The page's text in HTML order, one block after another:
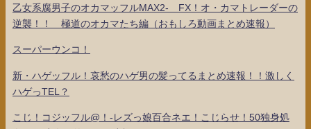
乙女系腐男子のオカマッフルMAX2- FX！オ・カマトレーダーの
逆襲！！ 極道のオカマたち編（おもしろ動画まとめ速報）
スーパーウンコ！
新・ハゲッフル！哀愁のハゲ男の髪ってるまとめ速報！！激しく
ハゲっTEL？
こじ！コジッフル@！-レズっ娘百合ネエ！こじらせ！50独身処